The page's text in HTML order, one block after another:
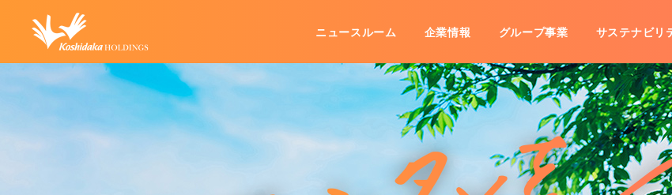
ニュースルーム
企業情報
グループ会社一覧 数字で見るコ
企業情報
グループ事業
海外展開
グループ事業 サステナビリ
IR情報
IRライブラリ 株式情報 株主優待
電子公告 免責事項